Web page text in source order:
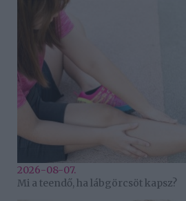
2026-08-07.
Mi a teendő, ha lábgörcsöt kapsz?